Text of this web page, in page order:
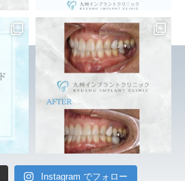
Instagram でフォロー